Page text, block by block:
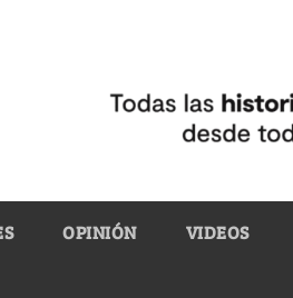
OPINIÓN VIDEOS